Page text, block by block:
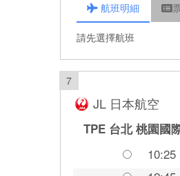
航班明細
請先選擇航班
7
JL 日本航空
TPE 台北桃園國
10:25